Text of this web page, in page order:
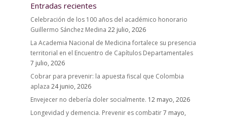
Entradas recientes
Celebración de los 100 años del académico honorario
Guillermo Sánchez Medina 22 julio, 2026
La Academia Nacional de Medicina fortalece su presencia
territorial en el Encuentro de Capítulos Departamentales
7 julio, 2026
Cobrar para prevenir: la apuesta fiscal que Colombia
aplaza 24 junio, 2026
Envejecer no debería doler socialmente. 12 mayo, 2026
Longevidad y demencia. Prevenir es combatir7 mayo,